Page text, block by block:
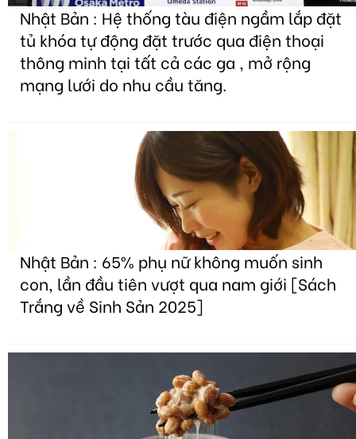
Nhật Bản : Hệ thống tàu điện ngầm lắp đặt
tủ khóa tự động đặt trước qua điện thoại
thông minh tại tất cả các ga , mở rộng
mạng lưới do nhu cầu tăng.
Nhật Bản : 65% phụ nữ không muốn sinh
con, lần đầu tiên vượt qua nam giới [Sách
Trắng về Sinh Sản 2025]